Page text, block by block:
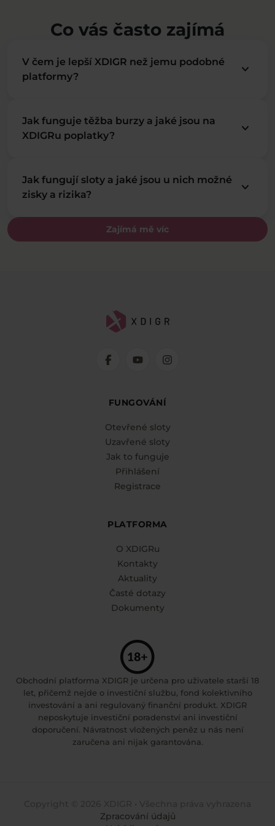
Co vás často zajímá
Zajímá mě víc
V čem je lepší XDIGR než jemu podobné
platformy?
keyboard_arrow_down
Jak funguje těžba burzy a jaké jsou na
XDIGRu poplatky?
keyboard_arrow_down
Jak fungují sloty a jaké jsou u nich možné
zisky a rizika?
keyboard_arrow_down
FUNGOVÁNÍ
Otevřené sloty
Uzavřené sloty
Jak to funguje
Přihlášení
Registrace
PLATFORMA
O XDIGRu
Kontakty
Aktuality
Časté dotazy
Dokumenty
Obchodní platforma XDIGR je určena pro uživatele starší 18
let, přičemž nejde o investiční službu, fond kolektivního
investování a ani regulovaný finanční produkt. XDIGR
neposkytuje investiční poradenství ani investiční
doporučení. Návratnost vložených peněz u nás není
zaručena ani nijak garantována.
Zpracování údajů